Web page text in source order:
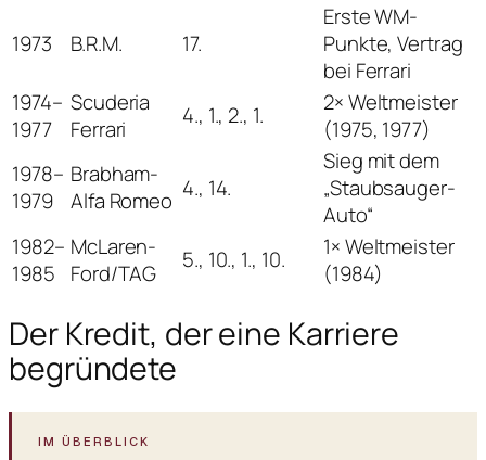
1973 B.R.M. 17.
Erste WM-
Punkte, Vertrag
bei Ferrari
1974–
1977
Scuderia
Ferrari
4., 1., 2., 1.
2× Weltmeister
(1975, 1977)
1978–
1979
Brabham-
Alfa Romeo 4., 14.
Sieg mit dem
„Staubsauger-
Auto“
1982–
1985
McLaren-
Ford/TAG
5., 10., 1., 10.
1× Weltmeister
(1984)
Der Kredit, der eine Karriere
begründete